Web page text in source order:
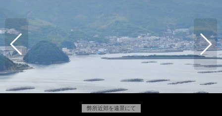
弊所近郊を遠景にて